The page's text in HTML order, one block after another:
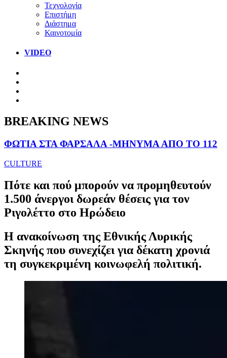
Τεχνολογία
Επιστήμη
Διάστημα
Καινοτομία
VIDEO
BREAKING NEWS
ΦΩΤΙΑ ΣΤΑ ΦΑΡΣΑΛΑ -ΜΗΝΥΜΑ ΑΠΟ ΤΟ 112
CULTURE
Πότε και πού μπορούν να προμηθευτούν
1.500 άνεργοι δωρεάν θέσεις για τον
Ριγολέττο στο Ηρώδειο
Η ανακοίνωση της Εθνικής Λυρικής
Σκηνής που συνεχίζει για δέκατη χρονιά
τη συγκεκριμένη κοινωφελή πολιτική.